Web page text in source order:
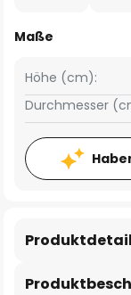
Maße
Höhe (cm):
Durchmesser